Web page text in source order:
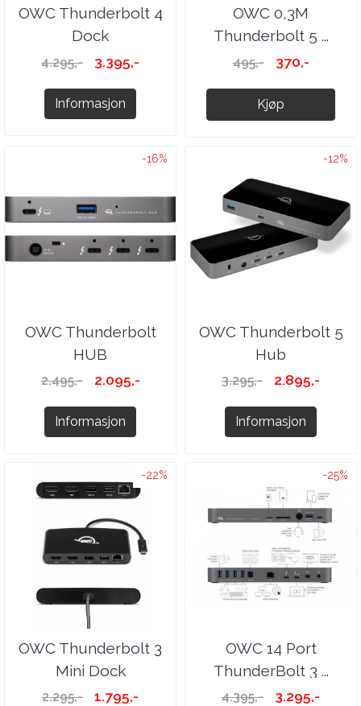
OWC Thunderbolt 4
Dock
4.295,- 3.395,-
Informasjon
OWC 0,3M
Thunderbolt 5 ...
495,- 370,-
Kjøp
-16%
OWC Thunderbolt
HUB
2.495,- 2.095,-
Informasjon
-12%
OWC Thunderbolt 5
Hub
3.295,- 2.895,-
Informasjon
-22%
OWC Thunderbolt 3
Mini Dock
2.295,- 1.795,-
-25%
OWC 14 Port
ThunderBolt 3 ...
4.395,- 3.295,-